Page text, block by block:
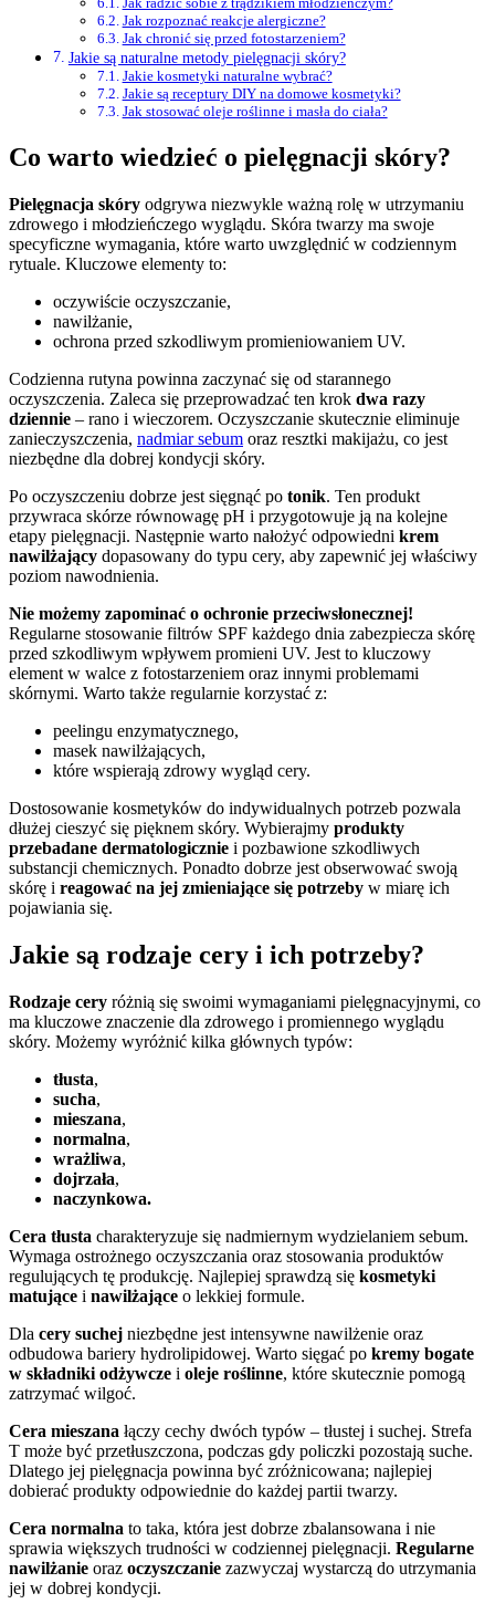
Jak rozpoznać reakcje alergiczne?
Jak chronić się przed fotostarzeniem?
Jakie są naturalne metody pielęgnacji skóry?
Jakie kosmetyki naturalne wybrać?
Jakie są receptury DIY na domowe kosmetyki?
Jak stosować oleje roślinne i masła do ciała?
Co warto wiedzieć o pielęgnacji skóry?
Pielęgnacja skóry odgrywa niezwykle ważną rolę w utrzymaniu
zdrowego i młodzieńczego wyglądu. Skóra twarzy ma swoje
specyficzne wymagania, które warto uwzględnić w codziennym
rytuale. Kluczowe elementy to:
oczywiście oczyszczanie,
nawilżanie,
ochrona przed szkodliwym promieniowaniem UV.
Codzienna rutyna powinna zaczynać się od starannego
oczyszczenia. Zaleca się przeprowadzać ten krok dwa razy
dziennie – rano i wieczorem. Oczyszczanie skutecznie eliminuje
zanieczyszczenia, nadmiar sebum oraz resztki makijażu, co jest
niezbędne dla dobrej kondycji skóry.
Po oczyszczeniu dobrze jest sięgnąć po tonik. Ten produkt
przywraca skórze równowagę pH i przygotowuje ją na kolejne
etapy pielęgnacji. Następnie warto nałożyć odpowiedni krem
nawilżający dopasowany do typu cery, aby zapewnić jej właściwy
poziom nawodnienia.
Nie możemy zapominać o ochronie przeciwsłonecznej!
Regularne stosowanie filtrów SPF każdego dnia zabezpiecza skórę
przed szkodliwym wpływem promieni UV. Jest to kluczowy
element w walce z fotostarzeniem oraz innymi problemami
skórnymi. Warto także regularnie korzystać z:
peelingu enzymatycznego,
masek nawilżających,
które wspierają zdrowy wygląd cery.
Dostosowanie kosmetyków do indywidualnych potrzeb pozwala
dłużej cieszyć się pięknem skóry. Wybierajmy produkty
przebadane dermatologicznie i pozbawione szkodliwych
substancji chemicznych. Ponadto dobrze jest obserwować swoją
skórę i reagować na jej zmieniające się potrzeby w miarę ich
pojawiania się.
Jakie są rodzaje cery i ich potrzeby?
Rodzaje cery różnią się swoimi wymaganiami pielęgnacyjnymi, co
ma kluczowe znaczenie dla zdrowego i promiennego wyglądu
skóry. Możemy wyróżnić kilka głównych typów:
tłusta,
sucha,
mieszana,
normalna,
wrażliwa,
dojrzała,
naczynkowa.
Cera tłusta charakteryzuje się nadmiernym wydzielaniem sebum.
Wymaga ostrożnego oczyszczania oraz stosowania produktów
regulujących tę produkcję. Najlepiej sprawdzą się kosmetyki
matujące i nawilżające o lekkiej formule.
Dla cery suchej niezbędne jest intensywne nawilżenie oraz
odbudowa bariery hydrolipidowej. Warto sięgać po kremy bogate
w składniki odżywcze i oleje roślinne, które skutecznie pomogą
zatrzymać wilgoć.
Cera mieszana łączy cechy dwóch typów – tłustej i suchej. Strefa
T może być przetłuszczona, podczas gdy policzki pozostają suche.
Dlatego jej pielęgnacja powinna być zróżnicowana; najlepiej
dobierać produkty odpowiednie do każdej partii twarzy.
Cera normalna to taka, która jest dobrze zbalansowana i nie
sprawia większych trudności w codziennej pielęgnacji. Regularne
nawilżanie oraz oczyszczanie zazwyczaj wystarczą do utrzymania
jej w dobrej kondycji.